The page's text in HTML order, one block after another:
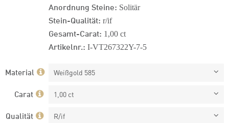
Anordnung Steine: Solitär
Stein-Qualität: r/if
Gesamt-Carat: 1,00 ct
Artikelnr.: I-VT267322Y-7-5
Material Weißgold 585
Carat 1,00 ct
Qualität R/if